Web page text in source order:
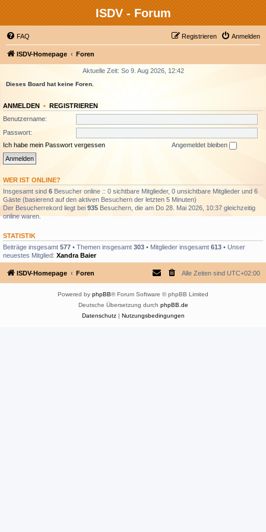
ISDV - Forum
FAQ Anmelden
Registrieren
ISDV-Homepage Foren
Aktuelle Zeit: So 9. Aug 2026, 12:42
Dieses Board hat keine Foren.
ANMELDEN • REGISTRIEREN
Benutzername:
Passwort:
Ich habe mein Passwort vergessen
Angemeldet bleiben
WER IST ONLINE?
Insgesamt sind 6 Besucher online :: 0 sichtbare Mitglieder, 0 unsichtbare Mitglieder und 6
Gäste (basierend auf den aktiven Besuchern der letzten 5 Minuten)
Der Besucherrekord liegt bei 935 Besuchern, die am Do 28. Mai 2026, 10:37 gleichzeitig
online waren.
STATISTIK
Beiträge insgesamt 577 • Themen insgesamt 303 • Mitglieder insgesamt 613 • Unser
neuestes Mitglied: Xandra Baier
ISDV-Homepage Foren Alle Zeiten sind UTC+02:00
Powered by phpBB® Forum Software © phpBB Limited
Deutsche Übersetzung durch phpBB.de
Datenschutz| Nutzungsbedingungen